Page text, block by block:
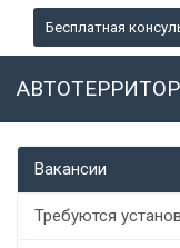
Бесплатная
Вакансии
Требуются